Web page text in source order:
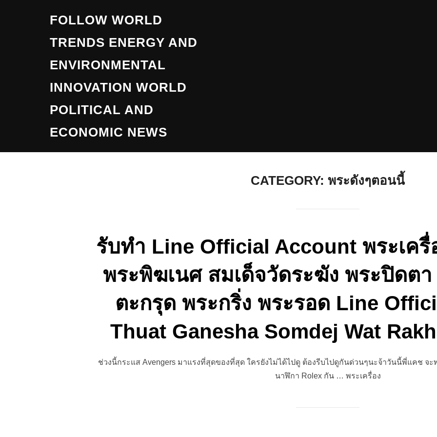
FOLLOW WORLD
TRENDS ENERGY AND
ENVIRONMENTAL
INNOVATION WORLD
POLITICAL AND
ECONOMIC NEWS
CATEGORY: พระดังๆตอนนี้
รับทำ Line Official Account พระเค
พระพิฆเนศ สมเด็จวัดระฆัง พระปิดต
ตะกรุด พระกริ่ง พระรอด Line
Thuat Ganesha Somdej Wat
ช่วงนี้กระแส Avengers มาแรงที่สุดของที่สุด ใครยังไม่ได้ไปดู ต้องรีบไปดูกันด่วนๆนะจ้าวันนี้พี่แคช จ
นาฬิกา Rolex กัน … พระเครื่อง